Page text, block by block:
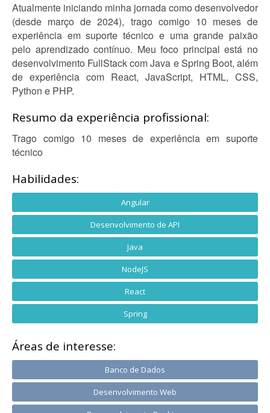
Atualmente iniciando minha jornada como desenvolvedor
(desde março de 2024), trago comigo 10 meses de
experiência em suporte técnico e uma grande paixão
pelo aprendizado contínuo. Meu foco principal está no
desenvolvimento FullStack com Java e Spring Boot, além
de experiência com React, JavaScript, HTML, CSS,
Python e PHP.
Resumo da experiência profissional:
Trago comigo 10 meses de experiência em suporte
técnico
Habilidades:
Angular
Desenvolvimento de API
Java
NodeJS
React
Spring
Áreas de interesse:
Banco de Dados
Desenvolvimento Web